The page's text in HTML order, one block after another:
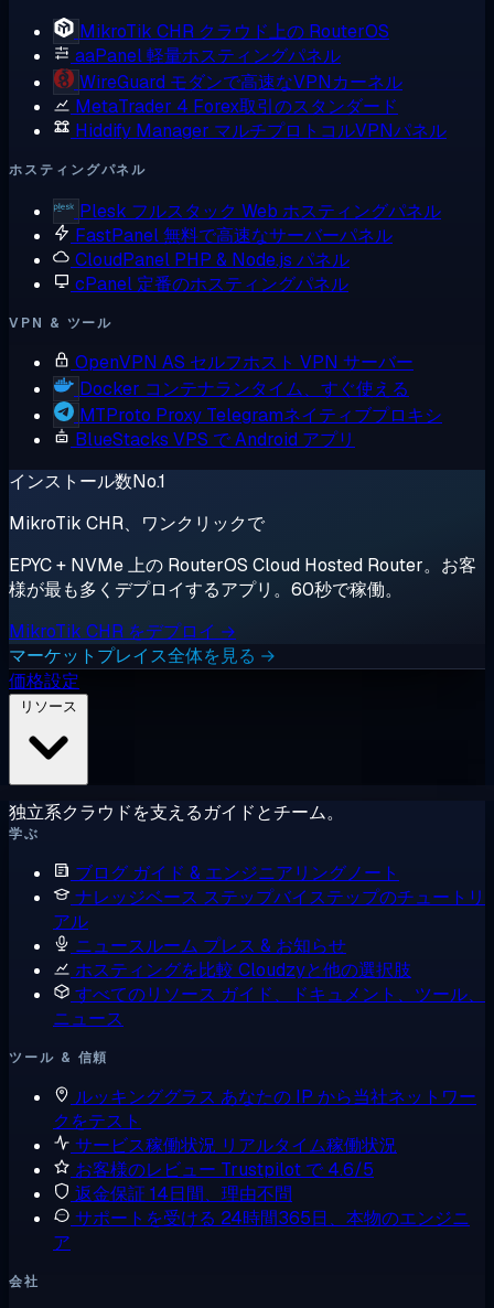
MikroTik CHR クラウド上の RouterOS
aaPanel軽量ホスティングパネル
WireGuard モダンで高速なVPNカーネル
MetaTrader 4 Forex取引のスタンダード
Hiddify Manager マルチプロトコルVPNパネル
ホスティングパネル
Plesk フルスタック Web ホスティングパネル
FastPanel無料で高速なサーバーパネル
CloudPanel PHP & Node.js パネル
cPanel 定番のホスティングパネル
VPN & ツール
OpenVPN AS セルフホスト VPN サーバー
Docker コンテナランタイム、すぐ使える
MTProto Proxy Telegramネイティブプロキシ
BlueStacks VPS で Android アプリ
インストール数No.1
MikroTik CHR、ワンクリックで
EPYC + NVMe 上の RouterOS Cloud Hosted Router。お客
様が最も多くデプロイするアプリ。60秒で稼働。
MikroTik CHR をデプロイ →
マーケットプレイス全体を見る →
価格設定
独立系クラウドを支えるガイドとチーム。
学ぶ
ブログ ガイド & エンジニアリングノート
ナレッジベース ステップバイステップのチュートリ
アル
ニュースルーム プレス & お知らせ
ホスティングを比較 Cloudzyと他の選択肢
すべてのリソース ガイド、ドキュメント、ツール、
ニュース
ツール & 信頼
ルッキンググラス あなたの IP から当社ネットワー
クをテスト
サービス稼働状況 リアルタイム稼働状況
お客様のレビュー Trustpilot で 4.6/5
返金保証 14日間、理由不問
サポートを受ける 24時間365日、本物のエンジニ
ア
会社